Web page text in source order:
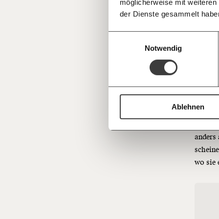
möglicherweise mit
der Dienste gesammelt
Notwendig
Ablehnen
Deine Spende absetzen:Fragen und
Die
wo sie